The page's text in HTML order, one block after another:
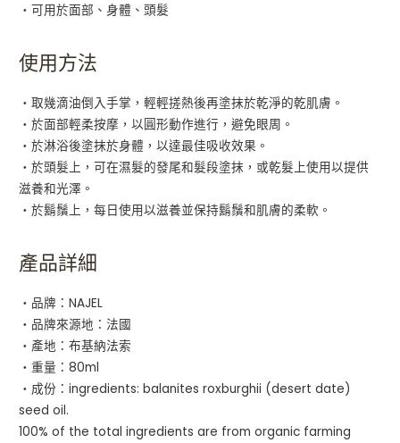
・可用於面部、身體、頭髮
使用方法
・取幾滴油倒入手掌，輕輕搓熱後再塗抹於乾淨的乾肌膚。
・於面部輕柔按摩，以圓形動作進行，避免眼周。
・於淋浴後塗抹於身體，以達最佳吸收效果。
・於頭髮上，可在濕髮的發尾和髮段塗抹，或乾髮上使用以提供
滋養和光澤。
・於鬍鬚上，每日使用以滋養並保持鬍鬚和肌膚的柔軟。
產品詳細
・品牌：NAJEL
・品牌來源地：法國
・產地：布基納法索
・重量：80ml
・成份：ingredients: balanites roxburghii (desert date)
seed oil.
100% of the total ingredients are from organic farming